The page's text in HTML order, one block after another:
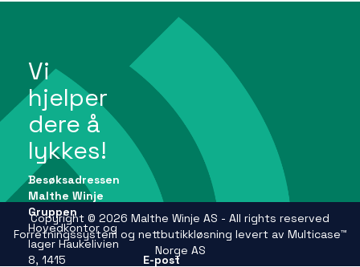
Vi
hjelper
dere å
lykkes!
Besøksadressen
Malthe Winje
Gruppen
Hovedkontor og
lager Haukelivien
8, 1415
E-post
Copyright © 2026 Malthe Winje AS - All rights reserved
Forretningssystem og nettbutikkløsning levert av Multicase™
Norge AS